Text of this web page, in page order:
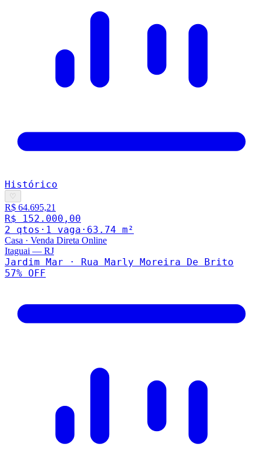
Histórico
♡
R$ 64.695,21
R$ 152.000,00
2 qtos · 1 vaga · 63.74 m²
Casa · Venda Direta Online
Itaguai — RJ
Jardim Mar · Rua Marly Moreira De Brito
57% OFF